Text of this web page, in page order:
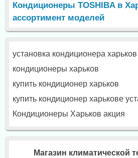
Кондиционеры TOSHIBA в
ассортимент моделей
установка кондиционера харьков
кондиционеры харьков
купить кондиционер харьков
купить кондиционер харькове
Кондиционеры Харьков акция
Магазин климатической